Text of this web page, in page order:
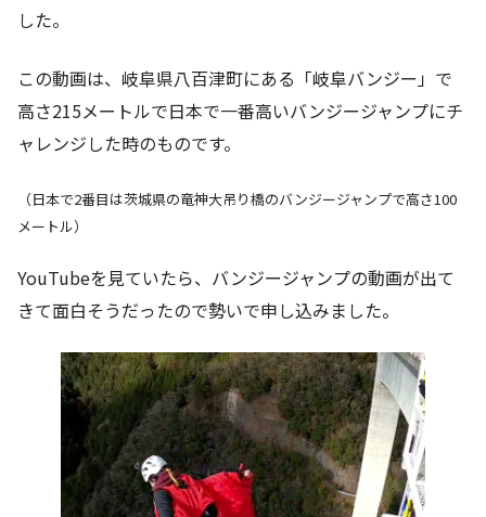
した。
この動画は、岐阜県八百津町にある「岐阜バンジー」で
高さ215メートルで日本で一番高いバンジージャンプにチ
ャレンジした時のものです。
（日本で2番目は茨城県の竜神大吊り橋のバンジージャンプで高さ100
メートル）
YouTubeを見ていたら、バンジージャンプの動画が出て
きて面白そうだったので勢いで申し込みました。